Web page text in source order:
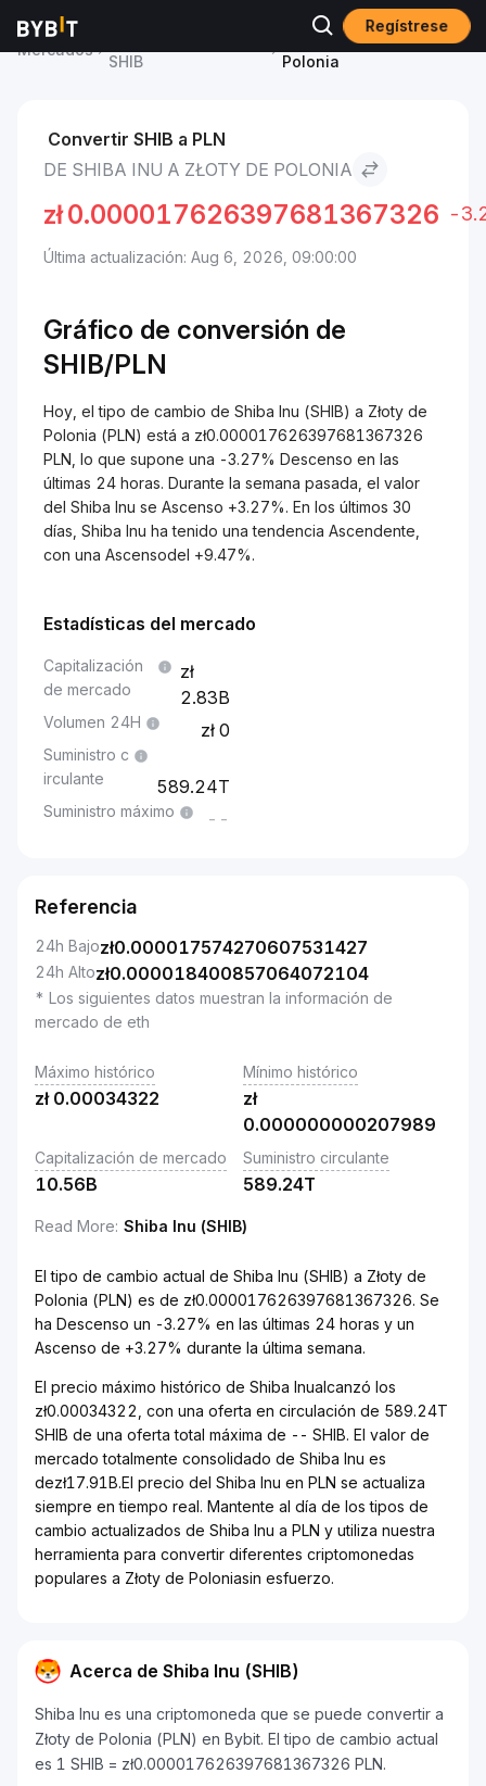
Regístrese
Mercados
SHIB
Shiba Inu to Złoty de
Polonia
Convertir SHIB a PLN
DE SHIBA INU A ZŁOTY DE POLONIA
zł0.000017626397681367326 -
Última actualización: Aug 6, 2026, 09:00:00
Gráfico de conversión de
SHIB/PLN
Hoy, el tipo de cambio de Shiba Inu (SHIB) a Złoty de
Polonia (PLN) está a zł0.000017626397681367326
PLN, lo que supone una -3.27% Descenso en las
últimas 24 horas. Durante la semana pasada, el valor
del Shiba Inu se Ascenso +3.27%. En los últimos 30
días, Shiba Inu ha tenido una tendencia Ascendente,
con una Ascensodel +9.47%.
Estadísticas del mercado
Capitalización
de mercado
2.83B
Volumen 24H 0
Suministro c
irculante
589.24T
Suministro máximo --
Referencia
24h Bajozł0.000017574270607531427
24h Altozł0.000018400857064072104
* Los siguientes datos muestran la información de
mercado de eth
Máximo histórico
zł 0.00034322
Mínimo histórico
zł
0.000000000207989
Capitalización de mercado
10.56B
Suministro circulante
589.24T
Read More: Shiba Inu (SHIB)
El tipo de cambio actual de Shiba Inu (SHIB) a Złoty de
Polonia (PLN) es de zł0.000017626397681367326. Se
ha Descenso un -3.27% en las últimas 24 horas y un
Ascenso de +3.27% durante la última semana.
El precio máximo histórico de Shiba Inualcanzó los
zł0.00034322, con una oferta en circulación de 589.24T
SHIB de una oferta total máxima de -- SHIB. El valor de
mercado totalmente consolidado de Shiba Inu es
dezł17.91B.El precio del Shiba Inu en PLN se actualiza
siempre en tiempo real. Mantente al día de los tipos de
cambio actualizados de Shiba Inu a PLN y utiliza nuestra
herramienta para convertir diferentes criptomonedas
populares a Złoty de Poloniasin esfuerzo.
Acerca de Shiba Inu (SHIB)
Shiba Inu es una criptomoneda que se puede convertir a
Złoty de Polonia (PLN) en Bybit. El tipo de cambio actual
es 1 SHIB = zł0.000017626397681367326 PLN.